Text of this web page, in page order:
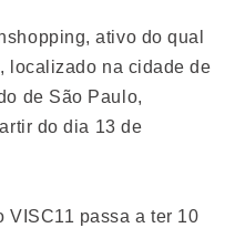
ativo do qual
localizado na cidade de
de São Paulo,
do dia 13 de
VISC11 passa a ter 10